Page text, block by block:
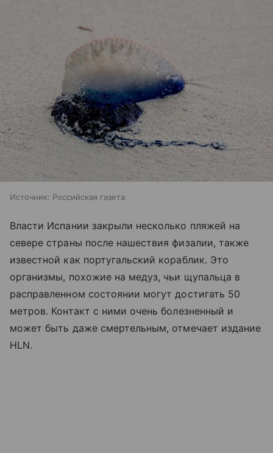
Источник: Российская газета
Власти Испании закрыли несколько пляжей на
севере страны после нашествия физалии, также
известной как португальский кораблик. Это
организмы, похожие на медуз, чьи щупальца в
расправленном состоянии могут достигать 50
метров. Контакт с ними очень болезненный и
может быть даже смертельным, отмечает издание
HLN.